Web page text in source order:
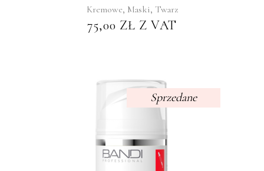
Kremowe, Maski, Twarz
75,00 ZŁ Z VAT
Sprzedane